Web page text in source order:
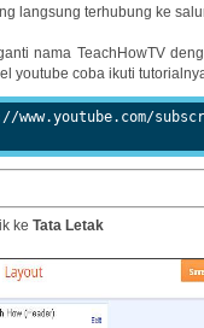
langsung terhubung ke
nama TeachHowTV
youtube coba ikuti
ke Tata Letak